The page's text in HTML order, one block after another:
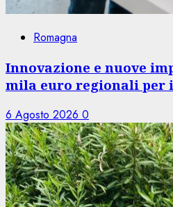
Romagna
Innovazione e nuove
mila euro regionali per
6 Agosto 2026 0